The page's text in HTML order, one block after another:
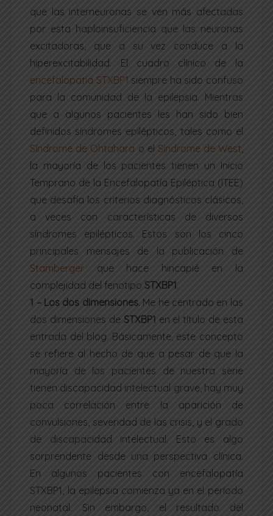
que las interneuronas se ven más afectadas
por esta haploinsuficiencia que las neuronas
excitadoras, que a su vez conduce a la
hiperexcitabilidad. El cuadro clínico de la
encefalopatía STXBP1 siempre ha sido confuso
para la comunidad de la epilepsia. Mientras
que a algunos pacientes les han sido bien
definidos síndromes epilépticos, tales como el
Síndrome de Ohtahara o el Síndrome de West
la mayoría de los pacientes tienen un Inicio
Temprano de la Encefalopatía Epiléptica (ITEE)
que desafía los criterios diagnósticos clásicos,
a veces con características de diversos
síndromes epilépticos. Estos son los cinco
principales mensajes de la publicación de
Stamberger que hace hincapié en la
complejidad del fenotipoSTXBP1.
1 – Los dos dimensiones. Me he centrado en las
dos dimensiones de STXBP1 en el título de esta
entrada del blog. Básicamente, este concepto
se refiere al hecho de que a pesar de que la
mayoría de los pacientes de nuestra serie
tienen discapacidad intelectual grave, hay muy
poca correlación entre la aparición de
convulsiones, severidad de las crisis, y el grado
de discapacidad intelectual. Esto es algo
sorprendente desde una perspectiva clínica.
En algunos pacientes con encefalopatía
STXBP1, la epilepsia comienza ya en el período
neonatal. Sin embargo, el resultado del